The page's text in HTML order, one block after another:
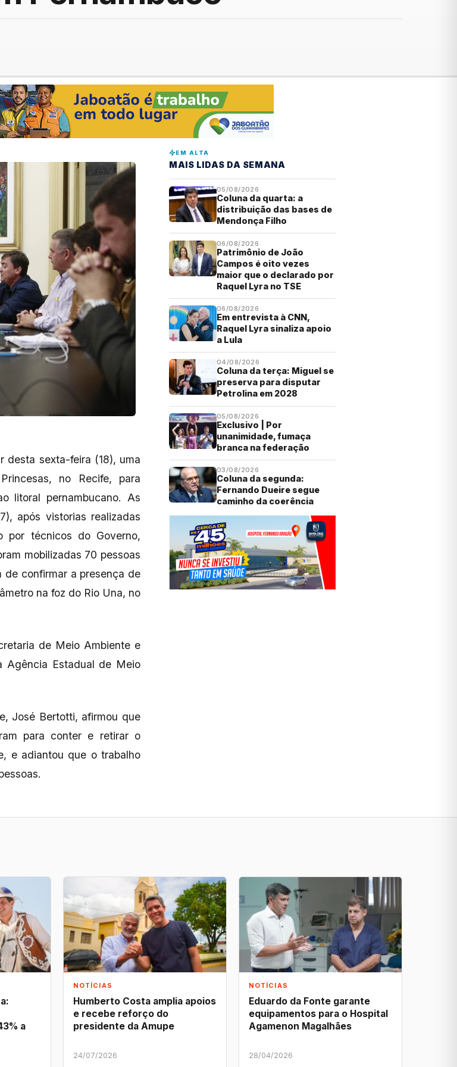
desta sexta-feira (18), uma
no Recife, para
litoral pernambucano. As
após vistorias realizadas
técnicos do Governo,
mobilizadas 70 pessoas
de confirmar a presença de
na foz do Rio Una, no
de Meio Ambiente e
Agência Estadual de Meio
José Bertotti, afirmou que
para conter e retirar o
e adiantou que o trabalho
EM ALTA
MAIS LIDAS DA SEMANA
05/08/2026
Coluna da quarta: a
distribuição das bases de
Mendonça Filho
06/08/2026
Patrimônio de João
Campos é oito vezes
maior que o declarado por
Raquel Lyra no TSE
06/08/2026
Em entrevista à CNN,
Raquel Lyra sinaliza apoio
a Lula
04/08/2026
Coluna da terça: Miguel se
preserva para disputar
Petrolina em 2028
05/08/2026
Exclusivo | Por
unanimidade, fumaça
branca na federação
03/08/2026
Coluna da segunda:
Fernando Dueire segue
caminho da coerência
a
NOTÍCIAS
Humberto Costa amplia apoios
e recebe reforço do
presidente da Amupe
24/07/2026
NOTÍCIAS
Eduardo da Fonte garante
equipamentos para o Hospital
Agamenon Magalhães
28/04/2026